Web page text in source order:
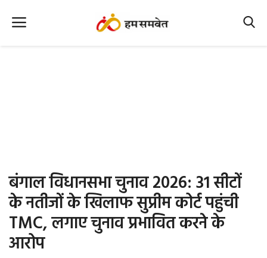
Office Office
Political Gossips
Farm & Food
बंगाल विधानसभा चुनाव 2026: 31 सीटों
के नतीजों के खिलाफ सुप्रीम कोर्ट पहुंची
TMC, लगाए चुनाव प्रभावित करने के
आरोप